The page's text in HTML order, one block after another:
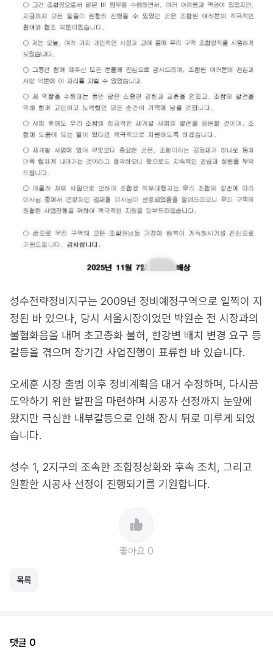
성수전략정비지구는 2009년 정비예정구역으로 일찍이 지
정된 바 있으나, 당시 서울시장이었던 박원순 전 시장과의
불협화음을 내며 초고층화 불허, 한강변 배치 변경 요구 등
갈등을 겪으며 장기간 사업진행이 표류한 바 있습니다.
오세훈 시장 출범 이후 정비계획을 대거 수정하며, 다시끔
도약하기 위한 발판을 마련하며 시공자 선정까지 눈앞에
왔지만 극심한 내부갈등으로 인해 잠시 뒤로 미루게 되었
습니다.
성수 1, 2지구의 조속한 조합정상화와 후속 조치, 그리고
원활한 시공사 선정이 진행되기를 기원합니다.
좋아요 0
목록
댓글 0